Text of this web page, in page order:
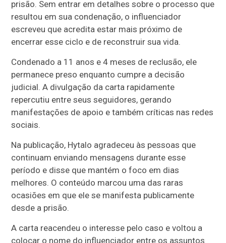
prisão. Sem entrar em detalhes sobre o processo que
resultou em sua condenação, o influenciador
escreveu que acredita estar mais próximo de
encerrar esse ciclo e de reconstruir sua vida.
Condenado a 11 anos e 4 meses de reclusão, ele
permanece preso enquanto cumpre a decisão
judicial. A divulgação da carta rapidamente
repercutiu entre seus seguidores, gerando
manifestações de apoio e também críticas nas redes
sociais.
Na publicação, Hytalo agradeceu às pessoas que
continuam enviando mensagens durante esse
período e disse que mantém o foco em dias
melhores. O conteúdo marcou uma das raras
ocasiões em que ele se manifesta publicamente
desde a prisão.
A carta reacendeu o interesse pelo caso e voltou a
colocar o nome do influenciador entre os assuntos